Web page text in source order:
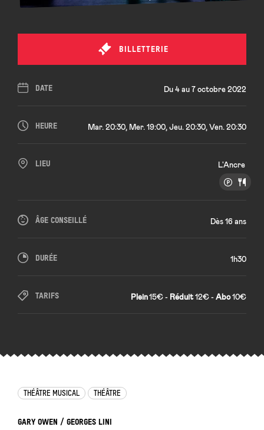
DATE Du 4 au 7 octobre 2022
HEURE Mar. 20:30, Mer. 19:00, Jeu. 20:30, Ven. 20:30
LIEU L'Ancre
ÂGE CONSEILLÉ Dès 16 ans
DURÉE 1h30
TARIFS Plein15€ - Réduit12€ -Abo10€
BILLETTERIE
GARY OWEN / GEORGES LINI
THÉÂTRE MUSICAL THÉÂTRE